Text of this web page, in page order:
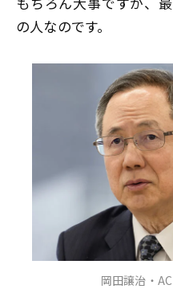
の人なのです。
岡田譲治・